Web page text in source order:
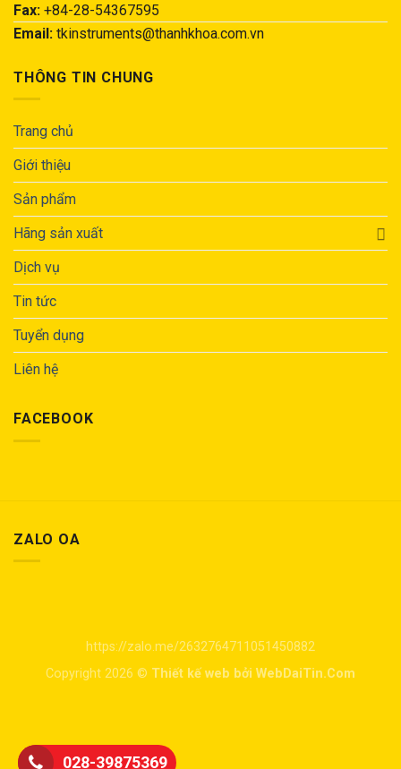
Fax: +84-28-54367595
Email: tkinstruments@thanhkhoa.com.vn
THÔNG TIN CHUNG
Trang chủ
Giới thiệu
Sản phẩm
Hãng sản xuất
Dịch vụ
Tin tức
Tuyển dụng
Liên hệ
FACEBOOK
ZALO OA
https://zalo.me/2632764711051450882
Copyright 2026 © Thiết kế web bởi WebDaiTin.Com
028-39875369